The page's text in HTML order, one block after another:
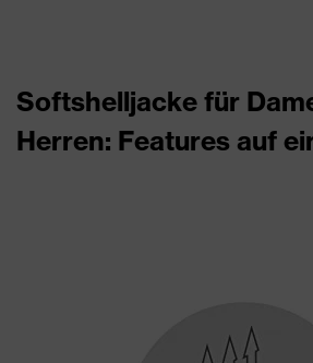
Softshelljacke für
Herren: Features auf